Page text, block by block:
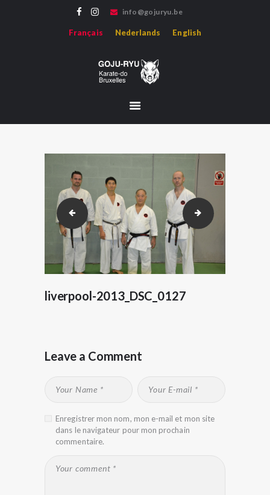
info@gojuryu.be
Français Nederlands English
Bienvenue sur le site de l'association Goju-ryu Karate-do Bruxelles, représentant le
ACCUEIL
PROFESSEURS
HOJO-UNDO
ÉVÈNEMENTS
liverpool-2013_DSC_0125 liverpool-
liverpool-2013_DSC_0127
Leave a Comment
Enregistrer mon nom, mon e-mail et mon site
dans le navigateur pour mon prochain
commentaire.